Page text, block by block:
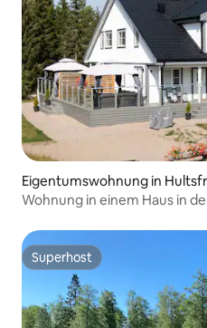
Eigentumswohnung in
Wohnung in einem Haus in
Superhost
Superhost